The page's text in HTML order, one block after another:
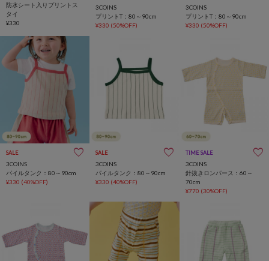
防水シート入りプリントス
タイ
¥330
3COINS
プリントT：80～90cm
¥330 (50%OFF)
3COINS
プリントT：80～90cm
¥330 (50%OFF)
SALE
3COINS
パイルタンク：80～90cm
¥330 (40%OFF)
SALE
3COINS
パイルタンク：80～90cm
¥330 (40%OFF)
TIME SALE
3COINS
針抜きロンパース：60～
70cm
¥770 (30%OFF)